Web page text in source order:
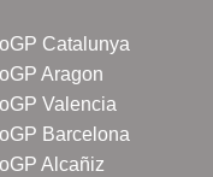
Catalunya
Aragon
Valencia
Barcelona
Alcañiz